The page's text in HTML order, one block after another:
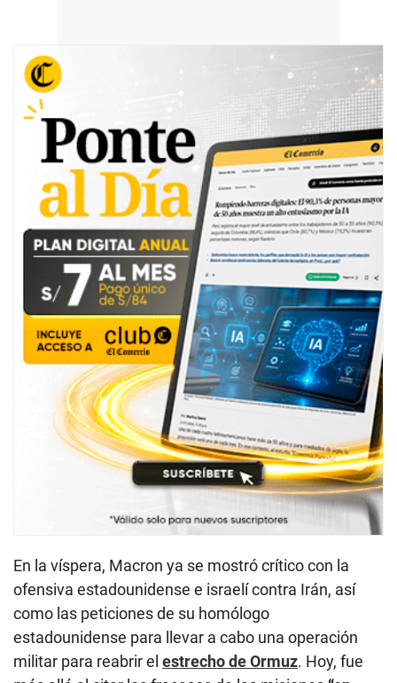
En la víspera, Macron ya se mostró crítico con la
ofensiva estadounidense e israelí contra Irán, así
como las peticiones de su homólogo
estadounidense para llevar a cabo una operación
militar para reabrir el estrecho de Ormuz. Hoy, fue